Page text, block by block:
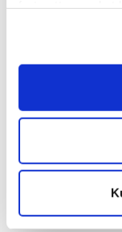
Kontakt
JK-